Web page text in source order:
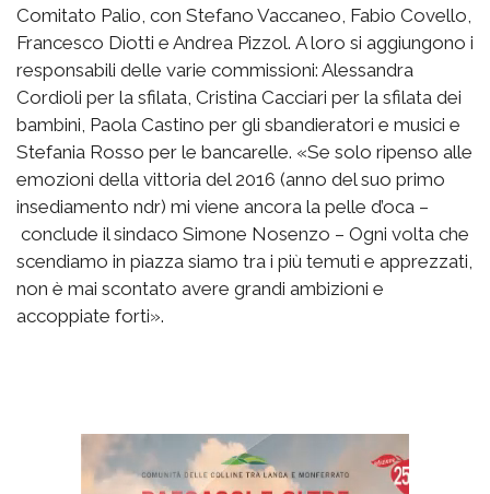
Comitato Palio, con Stefano Vaccaneo, Fabio Covello,
Francesco Diotti e Andrea Pizzol. A loro si aggiungono i
responsabili delle varie commissioni: Alessandra
Cordioli per la sfilata, Cristina Cacciari per la sfilata dei
bambini, Paola Castino per gli sbandieratori e musici e
Stefania Rosso per le bancarelle. «Se solo ripenso alle
emozioni della vittoria del 2016 (anno del suo primo
insediamento ndr) mi viene ancora la pelle d’oca –
conclude il sindaco Simone Nosenzo – Ogni volta che
scendiamo in piazza siamo tra i più temuti e apprezzati,
non è mai scontato avere grandi ambizioni e
accoppiate forti».